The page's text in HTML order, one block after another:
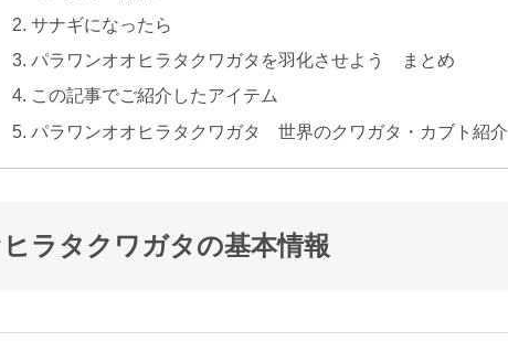
サナギになったら
パラワンオオヒラタクワガタを羽化させよう まとめ
この記事でご紹介したアイテム
パラワンオオヒラタクワガタ 世界のクワガタ・カブト紹介
ラタクワガタの基本情報